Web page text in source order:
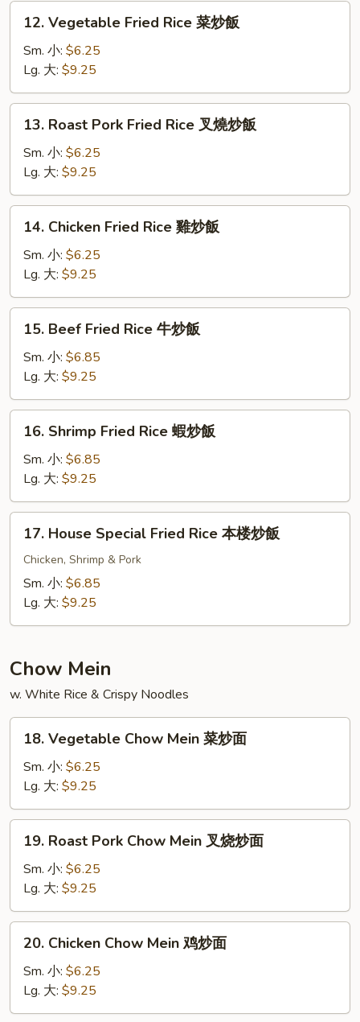
12.
Vegetable
Fried
Rice
菜
炒
12. Vegetable Fried Rice 菜炒飯
Sm. 小: $6.25
Lg. 大: $9.25
13.
Roast
Pork
Fried
Rice
叉
13. Roast Pork Fried Rice 叉燒炒飯
Sm. 小: $6.25
Lg. 大: $9.25
14.
Chicken
Fried
Rice
雞
炒
14. Chicken Fried Rice 雞炒飯
Sm. 小: $6.25
Lg. 大: $9.25
15.
Beef
Fried
Rice
牛
炒
15. Beef Fried Rice 牛炒飯
Sm. 小: $6.85
Lg. 大: $9.25
16.
Shrimp
Fried
Rice
蝦
炒
16. Shrimp Fried Rice 蝦炒飯
Sm. 小: $6.85
Lg. 大: $9.25
17.
House
Special
Fried
Rice
飯
17. House Special Fried Rice 本楼炒飯
Chicken, Shrimp & Pork
Sm. 小: $6.85
Lg. 大: $9.25
Chow Mein
w. White Rice & Crispy Noodles
18.
Vegetable
Chow
Mein
菜
炒
18. Vegetable Chow Mein 菜炒面
Sm. 小: $6.25
Lg. 大: $9.25
19.
Roast
Pork
Chow
Mein
叉
19. Roast Pork Chow Mein 叉烧炒面
Sm. 小: $6.25
Lg. 大: $9.25
20.
Chicken
Chow
Mein
鸡
20. Chicken Chow Mein 鸡炒面
Sm. 小: $6.25
Lg. 大: $9.25